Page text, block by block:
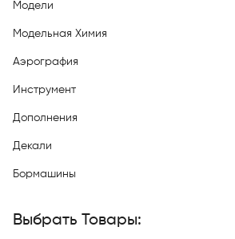
Модели
Модельная Химия
Аэрография
Инструмент
Дополнения
Декали
Бормашины
Выбрать Товары: